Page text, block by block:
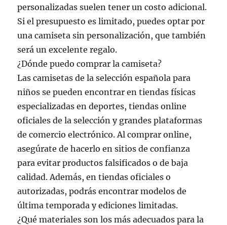
personalizadas suelen tener un costo adicional.
Si el presupuesto es limitado, puedes optar por
una camiseta sin personalización, que también
será un excelente regalo.
¿Dónde puedo comprar la camiseta?
Las camisetas de la selección española para
niños se pueden encontrar en tiendas físicas
especializadas en deportes, tiendas online
oficiales de la selección y grandes plataformas
de comercio electrónico. Al comprar online,
asegúrate de hacerlo en sitios de confianza
para evitar productos falsificados o de baja
calidad. Además, en tiendas oficiales o
autorizadas, podrás encontrar modelos de
última temporada y ediciones limitadas.
¿Qué materiales son los más adecuados para la